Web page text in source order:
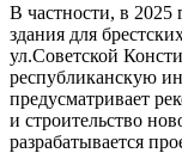
В частности, в 2025
здания для
ул.Советской
республиканскую
предусматривает
и строительство
разрабатывается